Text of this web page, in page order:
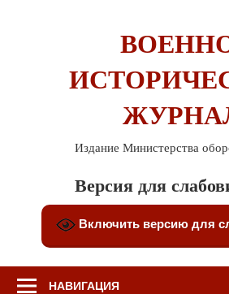
Издание Министерства
Версия для
Включить версию для
НАВИГАЦИЯ